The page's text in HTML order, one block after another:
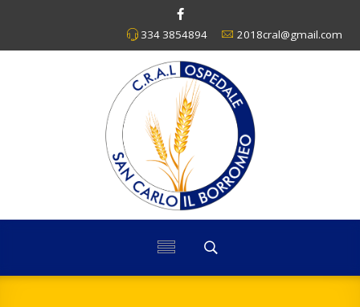
334 3854894 2018cral@gmail.com